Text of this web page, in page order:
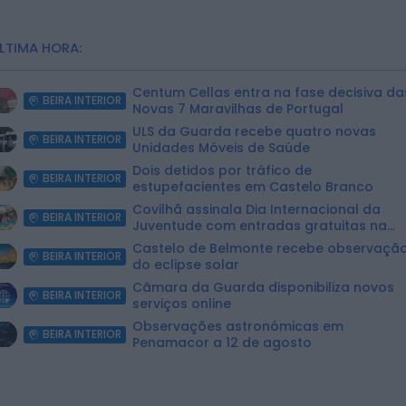
HORA:
BEIRA INTERIOR
Centum Cellas entra na fase decisiva
Novas 7 Maravilhas de Portugal
BEIRA INTERIOR
ULS da Guarda recebe quatro novas
Unidades Móveis de Saúde
BEIRA INTERIOR
Dois detidos por tráfico de
estupefacientes em Castelo Branco
BEIRA INTERIOR
Covilhã assinala Dia Internacional da
Juventude com entradas gratuitas na
Piscina Praia
BEIRA INTERIOR
Castelo de Belmonte recebe
do eclipse solar
BEIRA INTERIOR
Câmara da Guarda disponibiliza novos
serviços online
BEIRA INTERIOR
Observações astronómicas em
Penamacor a 12 de agosto